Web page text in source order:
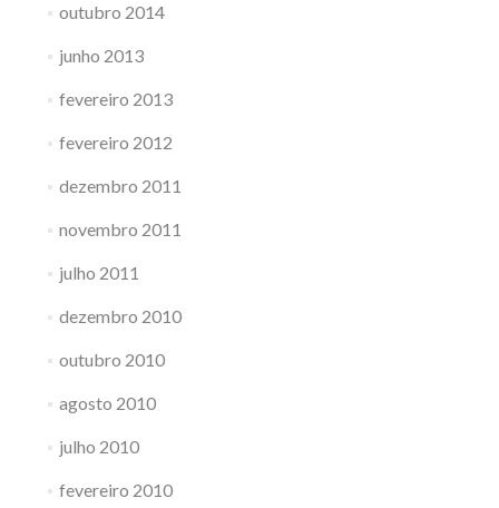
outubro 2014
junho 2013
fevereiro 2013
fevereiro 2012
dezembro 2011
novembro 2011
julho 2011
dezembro 2010
outubro 2010
agosto 2010
julho 2010
fevereiro 2010